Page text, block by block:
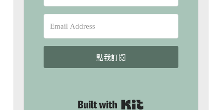
點我訂閱